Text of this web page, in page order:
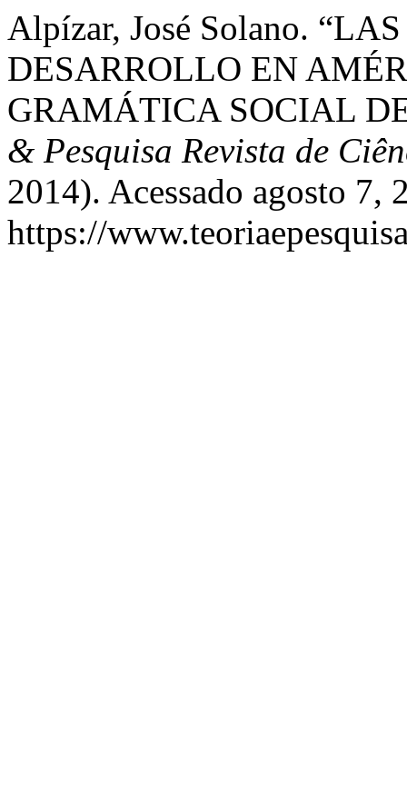
Alpízar, José Solano.
DESARROLLO EN
GRAMÁTICA SOCIAL
& Pesquisa Revista de
2014). Acessado agosto 7,
https://